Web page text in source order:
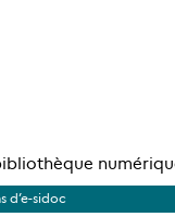
d’e-sidoc